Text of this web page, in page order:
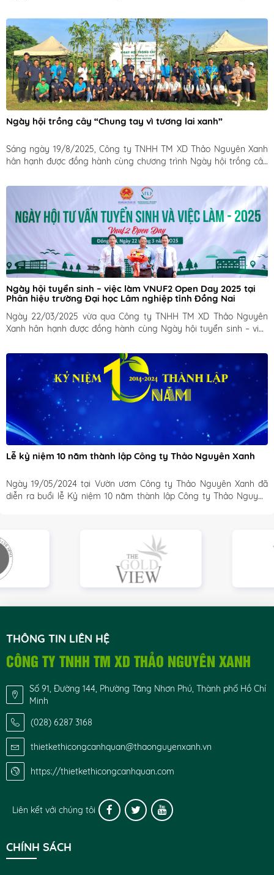
quả theo chủ đề nhằm tạo điều kiện cho nhân viên gặp gỡ, trao
đổi và học hỏi lẫn nhau, xây dựng mối quan hệ đồng nghiệp chặt
chẽ và tinh thần đoàn kết mạnh mẽ.
Ngày hội trồng cây “Chung tay vì tương lai xanh”
Sáng ngày 19/8/2025, Công ty TNHH TM XD Thảo Nguyên Xanh
hân hạnh được đồng hành cùng chương trình Ngày hội trồng cây
Thể dục Thể thao ĐHQG và Quỹ phát triển Tre Việt (Vietnam
Bamboo Foundation) nhân dịp hướng tới kỷ niệm 80 năm Cách
mạng Tháng Tám và Quốc khánh 2/9.
Ngày hội tuyển sinh – việc làm VNUF2 Open Day 2025 tại
Phân hiệu trường Đại học Lâm nghiệp tỉnh Đồng Nai
Ngày 22/03/2025 vừa qua Công ty TNHH TM XD Thảo Nguyên
Xanh hân hạnh được đồng hành cùng Ngày hội tuyển sinh – việc
nghiệp tại tỉnh Đồng Nai tổ chức.
Lễ kỷ niệm 10 năm thành lập Công ty Thảo Nguyên Xanh
Ngày 19/05/2024 tại Vườn ươm Công ty Thảo Nguyên Xanh đã
diễn ra buổi lễ Kỷ niệm 10 năm thành lập Công ty Thảo Nguyên
THÔNG TIN LIÊN HỆ
CÔNG TY TNHH TM XD THẢO NGUYÊN XANH
Số 91, Đường 144, Phường Tăng Nhơn Phú, Thành phố Hồ Chí
Minh
(028) 6287 3168
thietkethicongcanhquan@thaonguyenxanh.vn
https://thietkethicongcanhquan.com
Liên kết với chúng tôi
CHÍNH SÁCH